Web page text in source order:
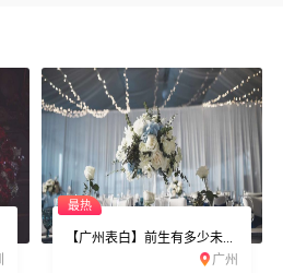
最热
【广州表白】前生有多少未...
广州